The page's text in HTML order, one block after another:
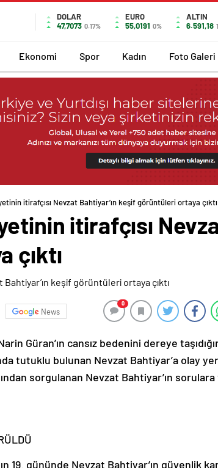
DOLAR
47,7073 0.17%
EURO
55,0191 0%
ALTIN
6.591,18
Ekonomi Spor Kadın Foto Galeri
itirafçısı Nevzat Bahtiyar’ın keşif görüntüleri ortaya çıktı
itirafçısı
çıktı
News
0
Güran’ın cansız bedenini dereye
tutuklu bulunan Nevzat Bahtiyar’a olay
sorgulanan Nevzat Bahtiyar’ın
19. gününde Nevzat Bahtiyar’ın güvenlik